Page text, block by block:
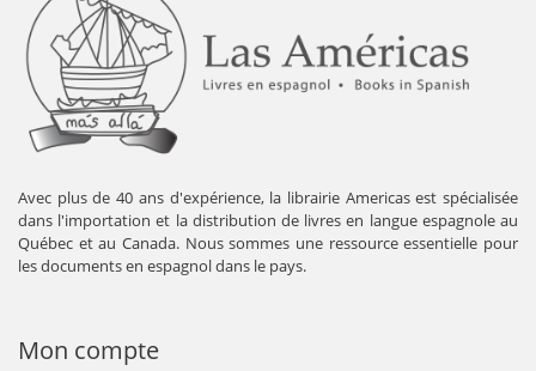
Avec plus de 40 ans d'expérience, la librairie Americas est spécialisée
dans l'importation et la distribution de livres en langue espagnole au
Québec et au Canada. Nous sommes une ressource essentielle pour
les documents en espagnol dans le pays.
Mon compte